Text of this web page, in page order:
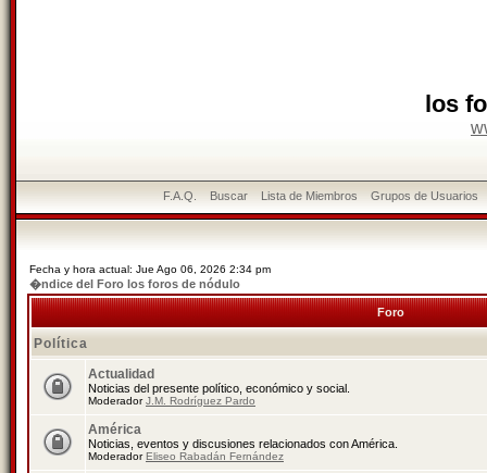
los
F.A.Q. Buscar Lista de Miembros Grupos de Usuarios
Fecha y hora actual: Jue Ago 06, 2026 2:34 pm
�ndice del Foro los foros de nódulo
Foro
Política
Actualidad
Noticias del presente político, económico y social.
ModeradorJ.M. Rodríguez Pardo
América
Noticias, eventos y discusiones relacionados con América.
ModeradorEliseo Rabadán Fernández